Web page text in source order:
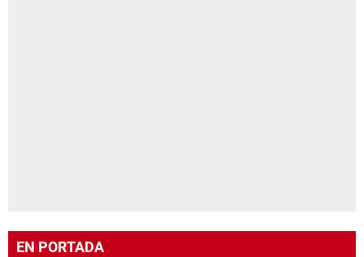
EN PORTADA